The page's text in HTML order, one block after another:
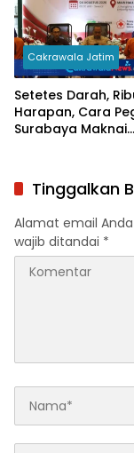
Cakrawala Jatim
Setetes Darah,
Harapan, Cara
Surabaya Maknai
Tinggalkan
Alamat email
wajib ditandai *